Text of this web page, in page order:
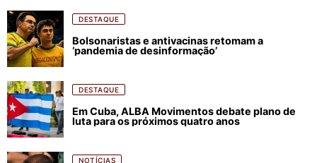
DESTAQUE
Bolsonaristas e antivacinas retomam a
‘pandemia de desinformação’
DESTAQUE
Em Cuba, ALBA Movimentos debate plano de
luta para os próximos quatro anos
NOTÍCIAS